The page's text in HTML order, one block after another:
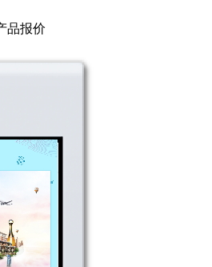
品报价